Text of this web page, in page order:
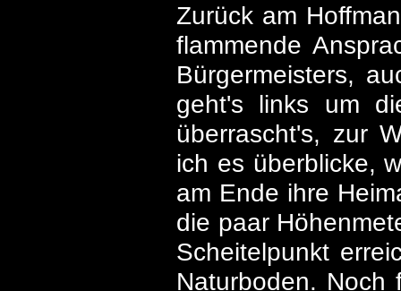
Zurück am
flammende
Bürgermeisters,
geht's links um
überrascht's, zur
ich es überblicke,
am Ende ihre
die paar
Scheitelpunkt
Naturboden. Noch